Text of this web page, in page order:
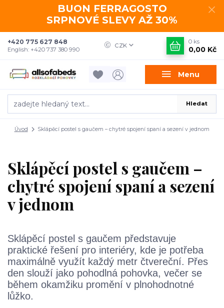
BUON FERRAGOSTO
SRPNOVÉ SLEVY AŽ 30%
Menu
CZK
Hledat
+420 775 627 848
English: +420 737 380 990
0 ks
0,00 Kč
Úvod Sklápěcí postel s gaučem – chytré spojení spaní a sezení v jednom
Sklápěcí postel s gaučem –
chytré spojení spaní a sezení
v jednom
Sklápěcí postel s gaučem představuje
praktické řešení pro interiéry, kde je potřeba
maximálně využít každý metr čtvereční. Přes
den slouží jako pohodlná pohovka, večer se
během okamžiku promění v plnohodnotné
lůžko.